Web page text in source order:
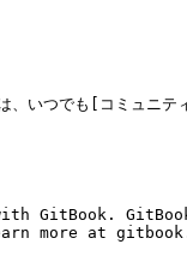
は、いつでも[コミュ
GitBook.
more at